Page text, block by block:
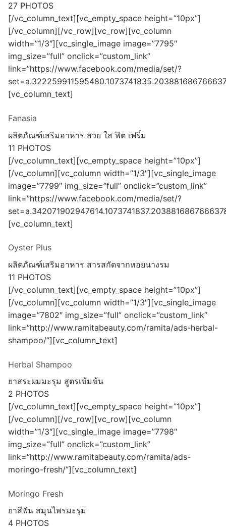
27 PHOTOS
[/vc_column_text][vc_empty_space height=”10px”]
[/vc_column][/vc_row][vc_row][vc_column
width=”1/3″][vc_single_image image=”7795″
img_size=”full” onclick=”custom_link”
link=”https://www.facebook.com/media/set/?
[vc_column_text]
Fanasia
ผลิตภัณฑ์เสริมอาหาร สวย ใส ฟิต เฟริ์ม
11 PHOTOS
[/vc_column_text][vc_empty_space height=”10px”]
[/vc_column][vc_column width=”1/3″][vc_single_image
image=”7799″ img_size=”full” onclick=”custom_link”
link=”https://www.facebook.com/media/set/?
[vc_column_text]
Oyster Plus
ผลิตภัณฑ์เสริมอาหาร สารสกัดจากหอยนางรม
11 PHOTOS
[/vc_column_text][vc_empty_space height=”10px”]
[/vc_column][vc_column width=”1/3″][vc_single_image
image=”7802″ img_size=”full” onclick=”custom_link”
link=”http://www.ramitabeauty.com/ramita/ads-herbal-
shampoo/”][vc_column_text]
Herbal Shampoo
ยาสระผมมะรุม สูตรเข้มข้น
2 PHOTOS
[/vc_column_text][vc_empty_space height=”10px”]
[/vc_column][/vc_row][vc_row][vc_column
width=”1/3″][vc_single_image image=”7798″
img_size=”full” onclick=”custom_link”
link=”http://www.ramitabeauty.com/ramita/ads-
moringo-fresh/”][vc_column_text]
Moringo Fresh
ยาสีฟัน สมุนไพรมะรุม
4 PHOTOS